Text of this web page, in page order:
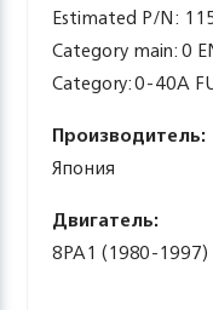
Estimated P/N:
Category main: 0
Category: 0-40A
Производитель:
Япония
Двигатель:
8PA1 (1980-1997)